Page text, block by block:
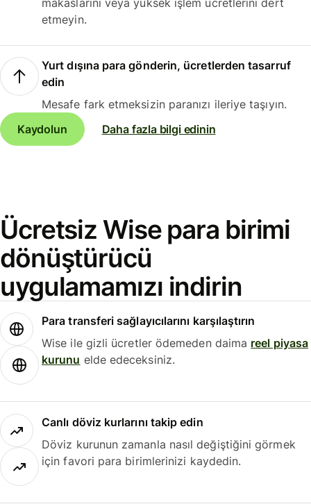
makaslarını veya yüksek işlem ücretlerini dert
etmeyin.
Yurt dışına para gönderin, ücretlerden tasarruf
edin
Mesafe fark etmeksizin paranızı ileriye taşıyın.
Kaydolun
Daha fazla bilgi edinin
Ücretsiz Wise para birimi
dönüştürücü
uygulamamızı indirin
Para transferi sağlayıcılarını karşılaştırın
Wise ile gizli ücretler ödemeden daima reel piyasa
kurunu elde edeceksiniz.
Canlı döviz kurlarını takip edin
Döviz kurunun zamanla nasıl değiştiğini görmek
için favori para birimlerinizi kaydedin.